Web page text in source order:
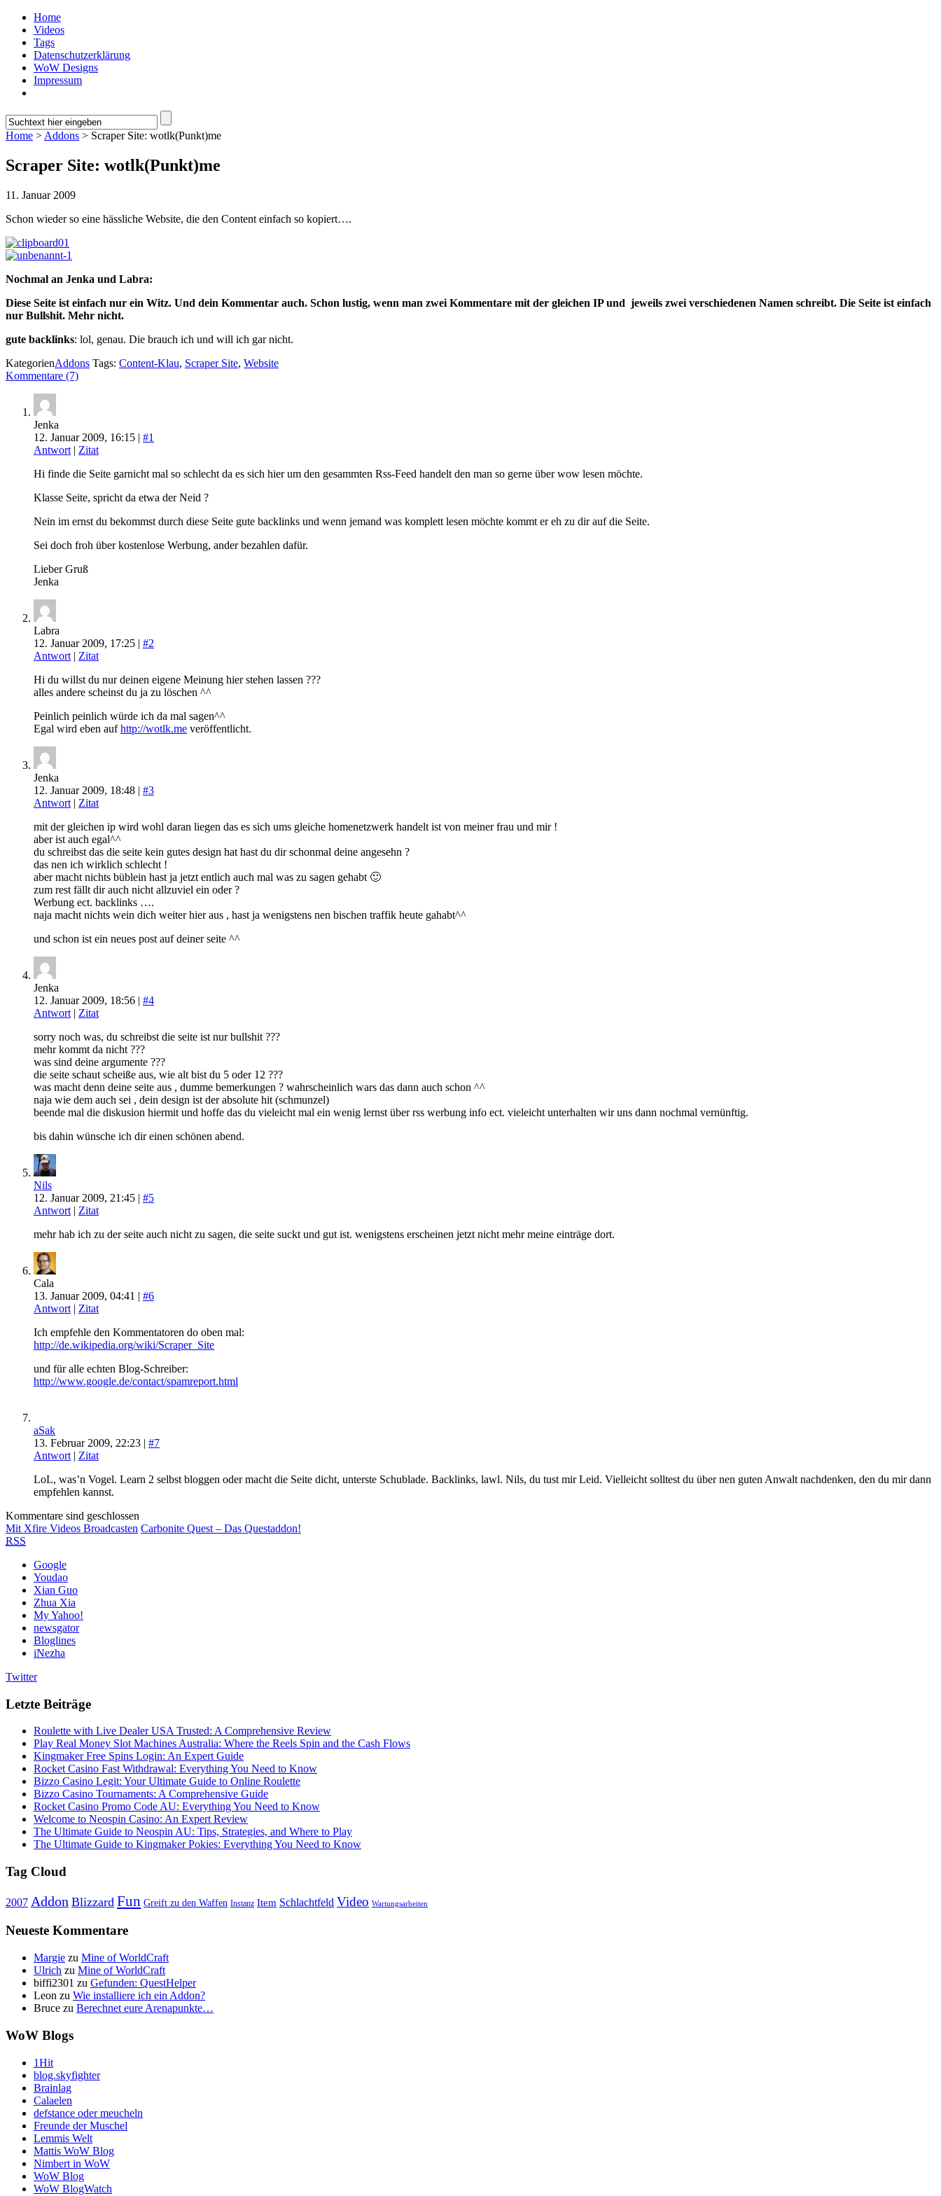
Home
Videos
Tags
Datenschutzerklärung
WoW Designs
Impressum
Home > Addons > Scraper Site: wotlk(Punkt)me
Scraper Site: wotlk(Punkt)me
11. Januar 2009
Schon wieder so eine hässliche Website, die den Content einfach so kopiert….
Nochmal an Jenka und Labra:
Diese Seite ist einfach nur ein Witz. Und dein Kommentar auch. Schon lustig, wenn man zwei Kommentare mit der gleichen IP und jeweils zwei verschiedenen Namen schreibt. Die Seite ist einfach
nur Bullshit. Mehr nicht.
gute backlinks: lol, genau. Die brauch ich und will ich gar nicht.
KategorienAddons Tags: Content-Klau, Scraper Site, Website
Kommentare (7)
Jenka
12. Januar 2009, 16:15 | #1
Antwort | Zitat
Hi finde die Seite garnicht mal so schlecht da es sich hier um den gesammten Rss-Feed handelt den man so gerne über wow lesen möchte.
Klasse Seite, spricht da etwa der Neid ?
Nein im ernst du bekommst durch diese Seite gute backlinks und wenn jemand was komplett lesen möchte kommt er eh zu dir auf die Seite.
Sei doch froh über kostenlose Werbung, ander bezahlen dafür.
Lieber Gruß
Jenka
Labra
12. Januar 2009, 17:25 | #2
Antwort | Zitat
Hi du willst du nur deinen eigene Meinung hier stehen lassen ???
alles andere scheinst du ja zu löschen ^^
Peinlich peinlich würde ich da mal sagen^^
Egal wird eben aufhttp://wotlk.me veröffentlicht.
Jenka
12. Januar 2009, 18:48 | #3
Antwort | Zitat
mit der gleichen ip wird wohl daran liegen das es sich ums gleiche homenetzwerk handelt ist von meiner frau und mir !
aber ist auch egal^^
du schreibst das die seite kein gutes design hat hast du dir schonmal deine angesehn ?
das nen ich wirklich schlecht !
aber macht nichts büblein hast ja jetzt entlich auch mal was zu sagen gehabt 🙂
zum rest fällt dir auch nicht allzuviel ein oder ?
Werbung ect. backlinks ….
naja macht nichts wein dich weiter hier aus , hast ja wenigstens nen bischen traffik heute gahabt^^
und schon ist ein neues post auf deiner seite ^^
Jenka
12. Januar 2009, 18:56 | #4
Antwort | Zitat
sorry noch was, du schreibst die seite ist nur bullshit ???
mehr kommt da nicht ???
was sind deine argumente ???
die seite schaut scheiße aus, wie alt bist du 5 oder 12 ???
was macht denn deine seite aus , dumme bemerkungen ? wahrscheinlich wars das dann auch schon ^^
naja wie dem auch sei , dein design ist der absolute hit (schmunzel)
beende mal die diskusion hiermit und hoffe das du vieleicht mal ein wenig lernst über rss werbung info ect. vieleicht unterhalten wir uns dann nochmal vernünftig.
bis dahin wünsche ich dir einen schönen abend.
Nils
12. Januar 2009, 21:45 | #5
Antwort | Zitat
mehr hab ich zu der seite auch nicht zu sagen, die seite suckt und gut ist. wenigstens erscheinen jetzt nicht mehr meine einträge dort.
Cala
13. Januar 2009, 04:41 | #6
Antwort | Zitat
Ich empfehle den Kommentatoren do oben mal:
http://de.wikipedia.org/wiki/Scraper_Site
und für alle echten Blog-Schreiber:
http://www.google.de/contact/spamreport.html
aSak
13. Februar 2009, 22:23 | #7
Antwort | Zitat
LoL, was’n Vogel. Learn 2 selbst bloggen oder macht die Seite dicht, unterste Schublade. Backlinks, lawl. Nils, du tust mir Leid. Vielleicht solltest du über nen guten Anwalt nachdenken, den du mir dann
empfehlen kannst.
Kommentare sind geschlossen
Mit Xfire Videos Broadcasten Carbonite Quest – Das Questaddon!
RSS
Google
Youdao
Xian Guo
Zhua Xia
My Yahoo!
newsgator
Bloglines
iNezha
Twitter
Letzte Beiträge
Roulette with Live Dealer USA Trusted: A Comprehensive Review
Play Real Money Slot Machines Australia: Where the Reels Spin and the Cash Flows
Kingmaker Free Spins Login: An Expert Guide
Rocket Casino Fast Withdrawal: Everything You Need to Know
Bizzo Casino Legit: Your Ultimate Guide to Online Roulette
Bizzo Casino Tournaments: A Comprehensive Guide
Rocket Casino Promo Code AU: Everything You Need to Know
Welcome to Neospin Casino: An Expert Review
The Ultimate Guide to Neospin AU: Tips, Strategies, and Where to Play
The Ultimate Guide to Kingmaker Pokies: Everything You Need to Know
Tag Cloud
2007 Addon Blizzard Fun Greift zu den Waffen Instanz Item Schlachtfeld Video Wartungsarbeiten
Neueste Kommentare
Margie zu Mine of WorldCraft
Ulrich zu Mine of WorldCraft
biffi2301 zu Gefunden: QuestHelper
Leon zu Wie installiere ich ein Addon?
Bruce zu Berechnet eure Arenapunkte…
WoW Blogs
1Hit
blog.skyfighter
Brainlag
Calaelen
defstance oder meucheln
Freunde der Muschel
Lemmis Welt
Mattis WoW Blog
Nimbert in WoW
WoW Blog
WoW BlogWatch